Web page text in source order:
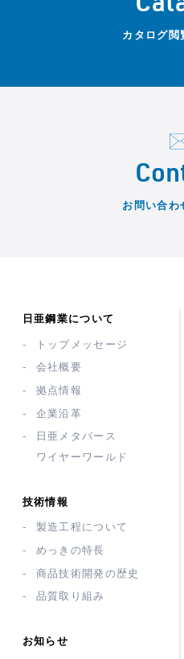
カタログ閲
お問い合わ
日亜鋼業について
トップメッセージ
会社概要
拠点情報
企業沿革
日亜メタバース
ワイヤーワールド
技術情報
製造工程について
めっきの特長
商品技術開発の歴史
品質取り組み
お知らせ